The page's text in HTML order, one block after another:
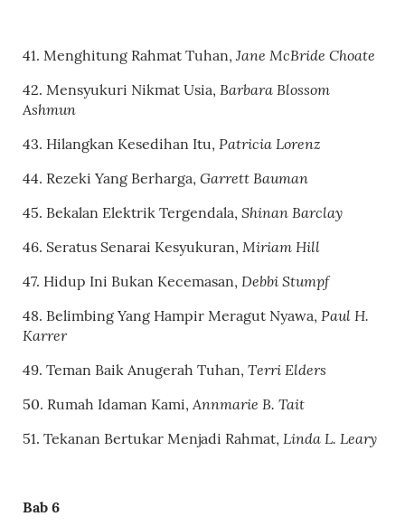
41. Menghitung Rahmat Tuhan, Jane McBride Choate
42. Mensyukuri Nikmat Usia, Barbara Blossom
Ashmun
43. Hilangkan Kesedihan Itu, Patricia Lorenz
44. Rezeki Yang Berharga, Garrett Bauman
45. Bekalan Elektrik Tergendala, Shinan Barclay
46. Seratus Senarai Kesyukuran, Miriam Hill
47. Hidup Ini Bukan Kecemasan, Debbi Stumpf
48. Belimbing Yang Hampir Meragut Nyawa, Paul H.
Karrer
49. Teman Baik Anugerah Tuhan, Terri Elders
50. Rumah Idaman Kami,Annmarie B. Tait
51. Tekanan Bertukar Menjadi Rahmat, Linda L. Leary
Bab 6